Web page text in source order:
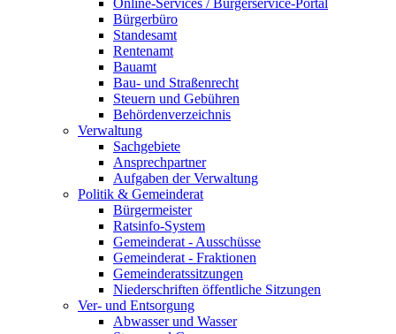
Online-Services / Bürgerservice-Portal
Bürgerbüro
Standesamt
Rentenamt
Bauamt
Bau- und Straßenrecht
Steuern und Gebühren
Behördenverzeichnis
Verwaltung
Sachgebiete
Ansprechpartner
Aufgaben der Verwaltung
Politik & Gemeinderat
Bürgermeister
Ratsinfo-System
Gemeinderat - Ausschüsse
Gemeinderat - Fraktionen
Gemeinderatssitzungen
Niederschriften öffentliche Sitzungen
Ver- und Entsorgung
Abwasser und Wasser